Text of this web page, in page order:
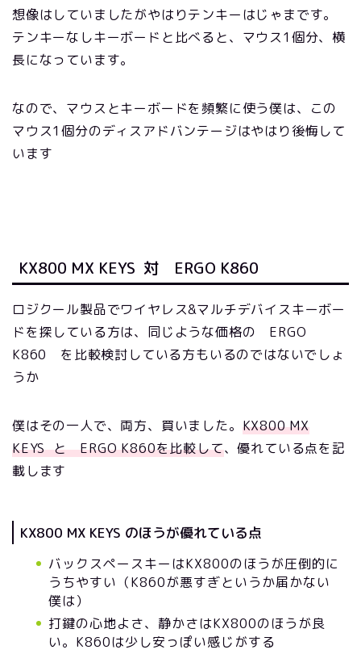
想像はしていましたがやはりテンキーはじゃまです。
テンキーなしキーボードと比べると、マウス1個分、横
長になっています。
なので、マウスとキーボードを頻繁に使う僕は、この
マウス1個分のディスアドバンテージはやはり後悔して
います
KX800 MX KEYS 対 ERGO K860
ロジクール製品でワイヤレス&マルチデバイスキーボー
ドを探している方は、同じような価格の ERGO
K860 を比較検討している方もいるのではないでしょ
うか
僕はその一人で、両方、買いました。 KX800 MX
KEYS と ERGO K860を比較して、優れている点を記
載します
KX800 MX KEYS のほうが優れている点
バックスペースキーはKX800のほうが圧倒的に
うちやすい（K860が悪すぎというか届かない
僕は）
打鍵の心地よさ、静かさはKX800のほうが良
い。K860は少し安っぽい感じがする